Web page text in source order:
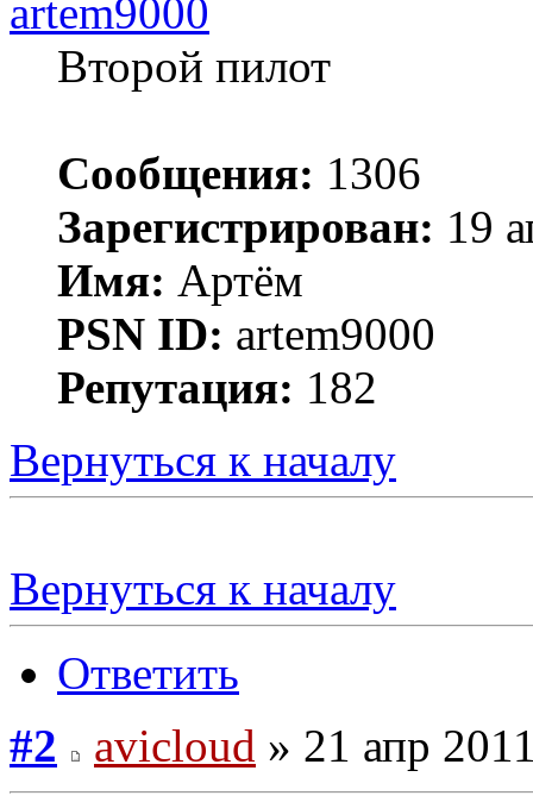
artem9000
Второй пилот
Сообщения: 1306
Зарегистрирован: 19
Имя: Артём
PSN ID: artem9000
Репутация: 182
Вернуться к началу
Вернуться к началу
Ответить
#2
avicloud » 21 апр